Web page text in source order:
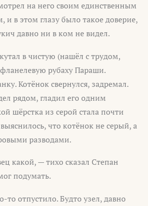
на него своим единственным
и в этом глазу было такое доверие,
давно ни в ком не видел.
в чистую (нашёл с трудом,
рубаху Параши.
Котёнок свернулся, задремал.
рядом, гладил его одним
шёрстка из серой стала почти
что котёнок не серый, а
разводами.
какой, — тихо сказал Степан
подумать.
то отпустило. Будто узел, давно